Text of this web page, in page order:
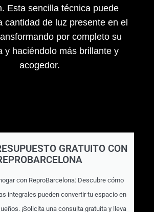
Esta sencilla técnica puede
cantidad de luz presente en el
por completo su
y haciéndolo más brillante y
acogedor.
GRATUITO CON
con ReproBarcelona: Descubre cómo
integrales pueden convertir tu espacio en
¡Solicita una consulta gratuita y lleva